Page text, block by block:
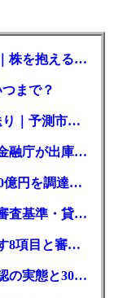
キオクシア、5万円台一時回復も2%安｜株を抱える東芝は純利益30倍
まで？
米仮想通貨重要法案の採決、9月へ先送り｜予測市場の成立確率は14%に
仮想通貨は購入後すぐ送れなくなる？金融庁が出庫制限を要請
ステーブルコインJPYC発行元が累計60億円を調達、物流大手も出資参画
消費者金融いつもは怪しい？口コミと審査基準・貸付条件を調査
アローの審査に通る条件は？公式が示す8項目と審査時間
セントラルの口コミ・評判は？在籍確認の実態と30日金利0円の落とし穴